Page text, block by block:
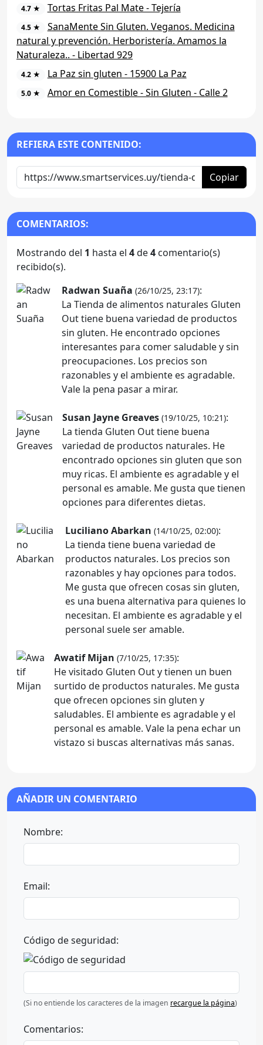
4.7 ★ Tortas Fritas Pal Mate - Tejería
4.5 ★
SanaMente Sin Gluten. Veganos. Medicina
natural y prevención. Herboristería. Amamos la
Naturaleza.. - Libertad 929
4.2 ★ La Paz sin gluten - 15900 La Paz
5.0 ★ Amor en Comestible - Sin Gluten - Calle 2
REFIERA ESTE CONTENIDO:
Copiar
COMENTARIOS:
Mostrando del 1 hasta el 4de4 comentario(s)
recibido(s).
Radwan Suaña (26/10/25, 23:17):
La Tienda de alimentos naturales Gluten
Out tiene buena variedad de productos
sin gluten. He encontrado opciones
interesantes para comer saludable y sin
preocupaciones. Los precios son
razonables y el ambiente es agradable.
Vale la pena pasar a mirar.
Susan Jayne Greaves (19/10/25, 10:21):
La tienda Gluten Out tiene buena
variedad de productos naturales. He
encontrado opciones sin gluten que son
muy ricas. El ambiente es agradable y el
personal es amable. Me gusta que tienen
opciones para diferentes dietas.
Luciliano Abarkan (14/10/25, 02:00):
La tienda tiene buena variedad de
productos naturales. Los precios son
razonables y hay opciones para todos.
Me gusta que ofrecen cosas sin gluten,
es una buena alternativa para quienes lo
necesitan. El ambiente es agradable y el
personal suele ser amable.
Awatif Mijan (7/10/25, 17:35):
He visitado Gluten Out y tienen un buen
surtido de productos naturales. Me gusta
que ofrecen opciones sin gluten y
saludables. El ambiente es agradable y el
personal es amable. Vale la pena echar un
vistazo si buscas alternativas más sanas.
AÑADIR UN COMENTARIO
Nombre:
Email:
Código de seguridad:
(Si no entiende los caracteres de la imagen recargue la página)
Comentarios: